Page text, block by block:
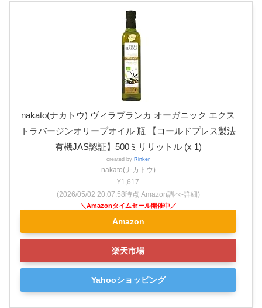
nakato(ナカトウ) ヴィラブランカ オーガニック エクス
トラバージンオリーブオイル 瓶 【コールドプレス製法
有機JAS認証】500ミリリットル (x 1)
created by Rinker
nakato(ナカトウ)
¥1,617
(2026/05/02 20:07:58時点 Amazon調べ-詳細)
Amazon
楽天市場
Yahooショッピング